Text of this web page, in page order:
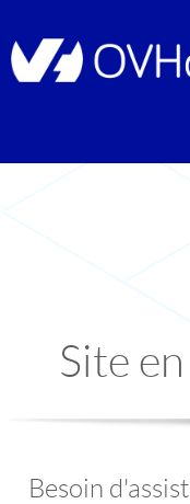
Site
Besoin